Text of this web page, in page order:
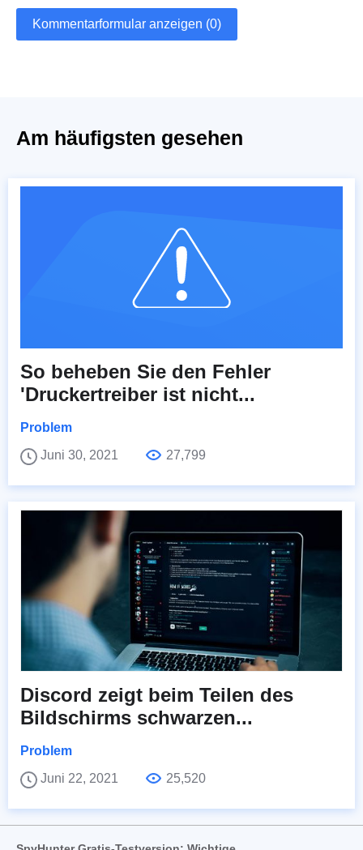
Kommentarformular anzeigen (0)
Am häufigsten gesehen
So beheben Sie den Fehler
'Druckertreiber ist nicht...
Problem
Juni 30, 2021
27,799
Discord zeigt beim Teilen des
Bildschirms schwarzen...
Problem
Juni 22, 2021
25,520